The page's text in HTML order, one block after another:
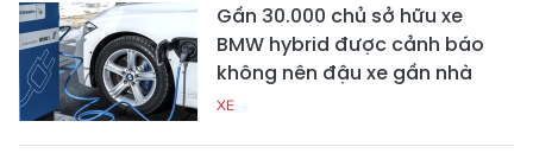
Gần 30.000 chủ sở hữu xe
BMW hybrid được cảnh báo
không nên đậu xe gần nhà
XE